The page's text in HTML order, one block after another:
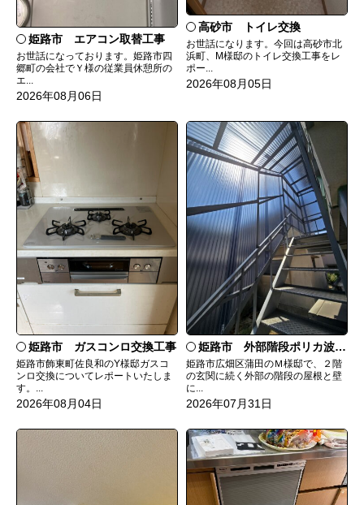
姫路市 エアコン取替工事
お世話になっております。姫路市四
郷町の会社でＹ様の従業員休憩所の
エ...
2026年08月06日
高砂市 トイレ交換
お世話になります。今回は高砂市北
浜町、M様邸のトイレ交換工事をレ
ポー...
2026年08月05日
姫路市 ガスコンロ交換工事
姫路市飾東町佐良和のY様邸ガスコ
ンロ交換についてレポートいたしま
す。...
2026年08月04日
姫路市 外部階段ポリカ波板張替工事
姫路市広畑区蒲田のＭ様邸で、２階
の玄関に続く外部の階段の屋根と壁
に...
2026年07月31日